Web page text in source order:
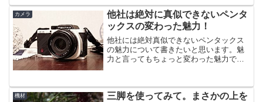
のの失敗談の記事などを書いたりしてま
す。長時間露光に欠か...
カメラ
他社は絶対に真似できないペンタ
ックスの変わった魅力！
他社には絶対真似できないペンタックス
の魅力について書きたいと思います。魅
力と言ってもちょっと変わった魅力で
が、各社とも「ここに力を入れている」
というコンセプトがあります...
機材
三脚を使ってみて。まさかの上を